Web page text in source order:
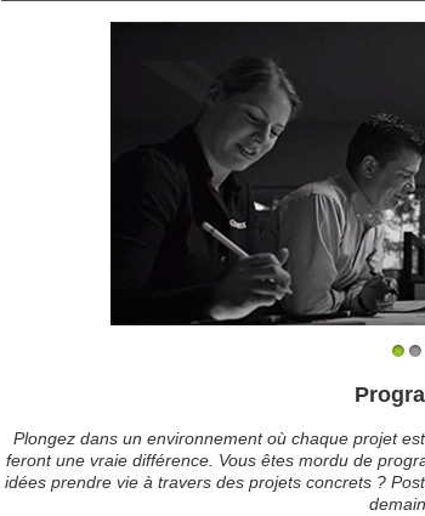
Plongez dans un environnement où chaque projet
feront une vraie différence. Vous êtes mordu de
idées prendre vie à travers des projets concrets ?